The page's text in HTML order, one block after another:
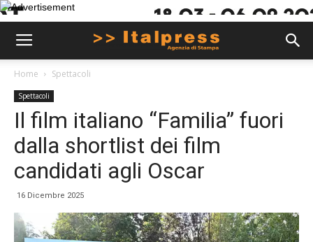
Home Spettacoli
Spettacoli
Il film italiano “Familia” fuori
dalla shortlist dei film
candidati agli Oscar
16 Dicembre 2025